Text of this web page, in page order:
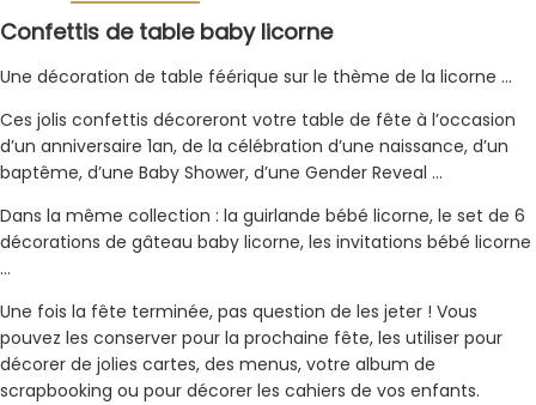
Confettis de table baby licorne
Une décoration de table féérique sur le thème de la licorne …
Ces jolis confettis décoreront votre table de fête à l’occasion
d’un anniversaire 1an, de la célébration d’une naissance, d’un
baptême, d’une Baby Shower, d’une Gender Reveal …
Dans la même collection : la guirlande bébé licorne, le set de 6
décorations de gâteau baby licorne, les invitations bébé licorne
…
Une fois la fête terminée, pas question de les jeter ! Vous
pouvez les conserver pour la prochaine fête, les utiliser pour
décorer de jolies cartes, des menus, votre album de
scrapbooking ou pour décorer les cahiers de vos enfants.